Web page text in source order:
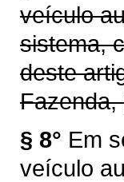
veículo
sistema,
deste
Fazenda,
§ 8° Em
veículo